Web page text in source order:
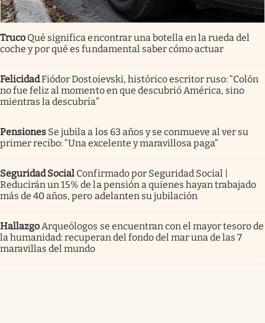
Truco Qué significa encontrar una botella en la rueda del
coche y por qué es fundamental saber cómo actuar
FelicidadFiódor Dostoievski, histórico escritor ruso: “Colón
no fue feliz al momento en que descubrió América, sino
mientras la descubría”
Pensiones Se jubila a los 63 años y se conmueve al ver su
primer recibo: “Una excelente y maravillosa paga”
Seguridad Social Confirmado por Seguridad Social |
Reducirán un 15% de la pensión a quienes hayan trabajado
más de 40 años, pero adelanten su jubilación
Hallazgo Arqueólogos se encuentran con el mayor tesoro de
la humanidad: recuperan del fondo del mar una de las 7
maravillas del mundo